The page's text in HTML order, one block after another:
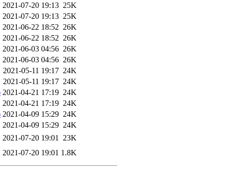
2021-07-20 19:13 25K
2021-07-20 19:13 25K
2021-06-22 18:52 26K
2021-06-22 18:52 26K
2021-06-03 04:56 26K
2021-06-03 04:56 26K
2021-05-11 19:17 24K
2021-05-11 19:17 24K
2021-04-21 17:19 24K
2021-04-21 17:19 24K
2021-04-09 15:29 24K
2021-04-09 15:29 24K
2021-07-20 19:01
23K
2021-07-20 19:01 1.8K